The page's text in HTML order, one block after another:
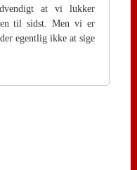
at vi lukker
til sidst. Men vi er
egentlig ikke at sige